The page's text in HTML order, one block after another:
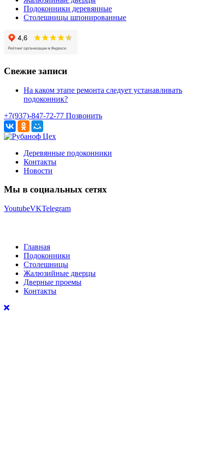
Подоконники деревянные
Столешницы шпонированные
Свежие записи
На каком этапе ремонта следует устанавливать
подоконник?
+7(937)-847-72-77 Позвонить
Деревянные подоконники
Контакты
Новости
Мы в социальных сетях
YoutubeVKTelegram
Главная
Подоконники
Столешницы
Жалюзийные дверцы
Дверные проемы
Контакты